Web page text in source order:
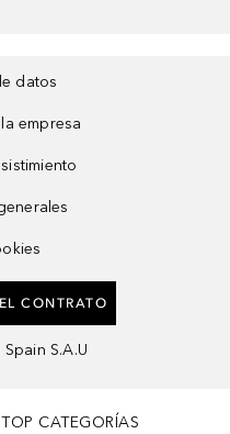
datos
empresa
CONTRATO
S.A.U
TOP CATEGORÍAS